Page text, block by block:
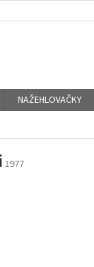
NAŽEHLOVAČKY
1977